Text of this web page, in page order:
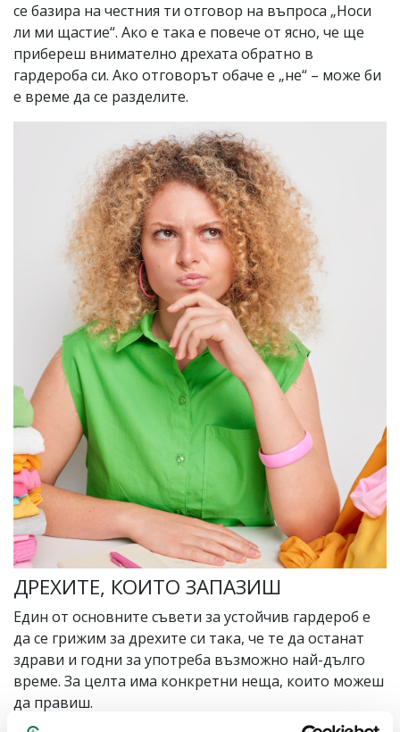
се базира на честния ти отговор на въпроса „Носи
ли ми щастие“. Ако е така е повече от ясно, че ще
прибереш внимателно дрехата обратно в
гардероба си. Ако отговорът обаче е „не“ – може би
е време да се разделите.
ДРЕХИТЕ, КОИТО ЗАПАЗИШ
Един от основните съвети за устойчив гардероб е
да се грижим за дрехите си така, че те да останат
здрави и годни за употреба възможно най-дълго
време. За целта има конкретни неща, които можеш
да правиш.